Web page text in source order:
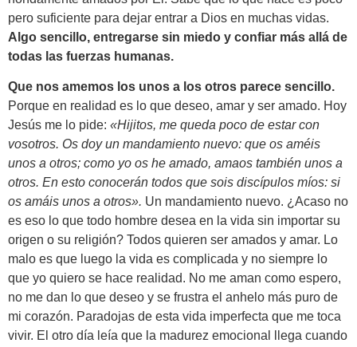
pero suficiente para dejar entrar a Dios en muchas vidas.
Algo sencillo, entregarse sin miedo y confiar más allá de
todas las fuerzas humanas.
Que nos amemos los unos a los otros parece sencillo.
Porque en realidad es lo que deseo, amar y ser amado. Hoy
Jesús me lo pide: «Hijitos, me queda poco de estar con
vosotros. Os doy un mandamiento nuevo: que os améis
unos a otros; como yo os he amado, amaos también unos a
otros. En esto conocerán todos que sois discípulos míos: si
os amáis unos a otros». Un mandamiento nuevo. ¿Acaso no
es eso lo que todo hombre desea en la vida sin importar su
origen o su religión? Todos quieren ser amados y amar. Lo
malo es que luego la vida es complicada y no siempre lo
que yo quiero se hace realidad. No me aman como espero,
no me dan lo que deseo y se frustra el anhelo más puro de
mi corazón. Paradojas de esta vida imperfecta que me toca
vivir. El otro día leía que la madurez emocional llega cuando